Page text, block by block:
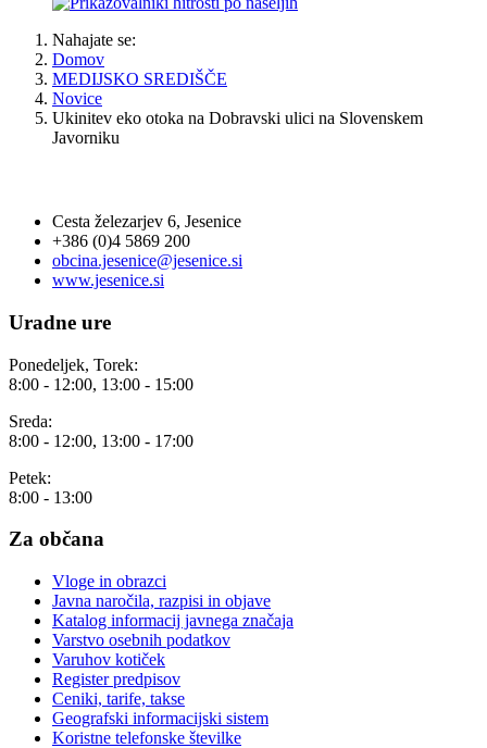
Nahajate se:
Domov
MEDIJSKO SREDIŠČE
Novice
Ukinitev eko otoka na Dobravski ulici na Slovenskem
Javorniku
Cesta železarjev 6, Jesenice
+386 (0)4 5869 200
obcina.jesenice@jesenice.si
www.jesenice.si
Uradne ure
Ponedeljek, Torek:
8:00 - 12:00, 13:00 - 15:00
Sreda:
8:00 - 12:00, 13:00 - 17:00
Petek:
8:00 - 13:00
Za občana
Vloge in obrazci
Javna naročila, razpisi in objave
Katalog informacij javnega značaja
Varstvo osebnih podatkov
Varuhov kotiček
Register predpisov
Ceniki, tarife, takse
Geografski informacijski sistem
Koristne telefonske številke